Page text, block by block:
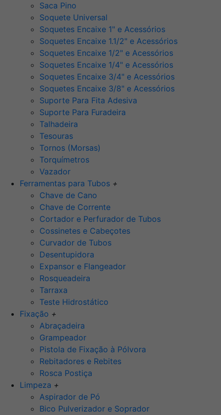
Saca Pino
Soquete Universal
Soquetes Encaixe 1" e Acessórios
Soquetes Encaixe 1.1/2" e Acessórios
Soquetes Encaixe 1/2" e Acessórios
Soquetes Encaixe 1/4" e Acessórios
Soquetes Encaixe 3/4" e Acessórios
Soquetes Encaixe 3/8" e Acessórios
Suporte Para Fita Adesiva
Suporte Para Furadeira
Talhadeira
Tesouras
Tornos (Morsas)
Torquímetros
Vazador
Ferramentas para Tubos +
Chave de Cano
Chave de Corrente
Cortador e Perfurador de Tubos
Cossinetes e Cabeçotes
Curvador de Tubos
Desentupidora
Expansor e Flangeador
Rosqueadeira
Tarraxa
Teste Hidrostático
Fixação +
Abraçadeira
Grampeador
Pistola de Fixação à Pólvora
Rebitadores e Rebites
Rosca Postiça
Limpeza +
Aspirador de Pó
Bico Pulverizador e Soprador